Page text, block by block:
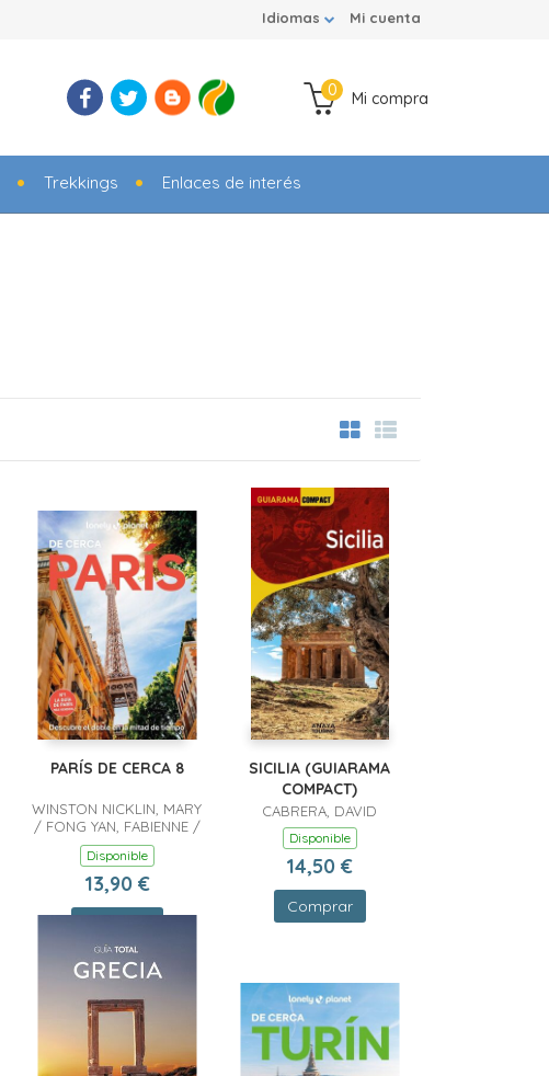
Mi cuenta
Idiomas
Mi compra
0
Trekkings Enlaces de interés
PARÍS DE CERCA 8
WINSTON NICKLIN, MARY
/ FONG YAN, FABIENNE /
HOSSENALLY,
ROOKSANA / LEIGH
STEWART, NICOLA /
TWINE, ROWAN / YEUNG,
PETER / AVERBUCK,
Disponible
13,90 €
SICILIA (GUIARAMA
COMPACT)
CABRERA, DAVID
Disponible
14,50 €
Comprar